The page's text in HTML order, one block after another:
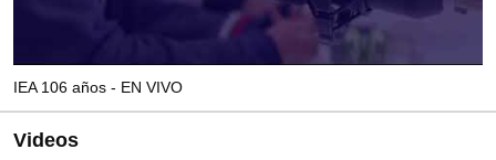
IEA 106 años - EN VIVO
Videos